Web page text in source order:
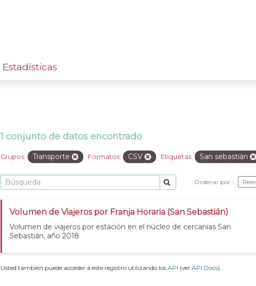
Estadísticas
1 conjunto de datos encontrado
Grupos: Transporte Formatos: CSV Etiquetas: San sebastián
Ordenar por
Volumen de Viajeros por Franja Horaria (San Sebastián)
Volumen de viajeros por estación en el núcleo de cercanías San
Sebastián, año 2018
Usted también puede acceder a este registro utilizando los API (ver API Docs).